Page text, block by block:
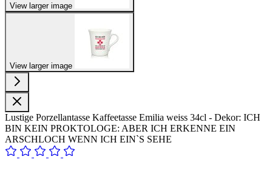
View larger image
View larger image
Lustige Porzellantasse Kaffeetasse Emilia weiss 34cl - Dekor: ICH
BIN KEIN PROKTOLOGE: ABER ICH ERKENNE EIN
ARSCHLOCH WENN ICH EIN`S SEHE